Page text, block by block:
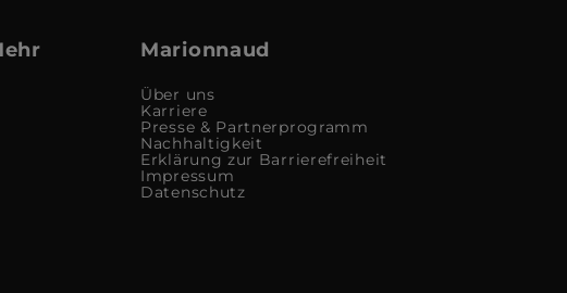
Marionnaud
Über uns
Karriere
Presse & Partnerprogramm
Nachhaltigkeit
Erklärung zur Barrierefreiheit
Impressum
Datenschutz